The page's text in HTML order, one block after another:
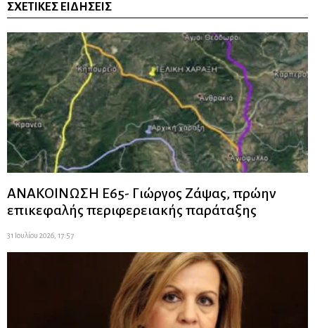
ΣΧΕΤΙΚΈΣ ΕΙΔΉΣΕΙΣ
ΑΝΑΚΟΙΝΩΣΗ Ε65- Γιώργος Ζάψας, πρώην
επικεφαλής περιφερειακής παράταξης
31 Ιουλίου 2026, 17:57